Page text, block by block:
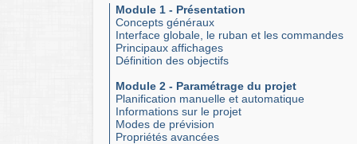
Module 1 - Présentation
Concepts généraux
Interface globale, le ruban et les commandes
Principaux affichages
Définition des objectifs
Module 2 - Paramétrage du projet
Planification manuelle et automatique
Informations sur le projet
Modes de prévision
Propriétés avancées